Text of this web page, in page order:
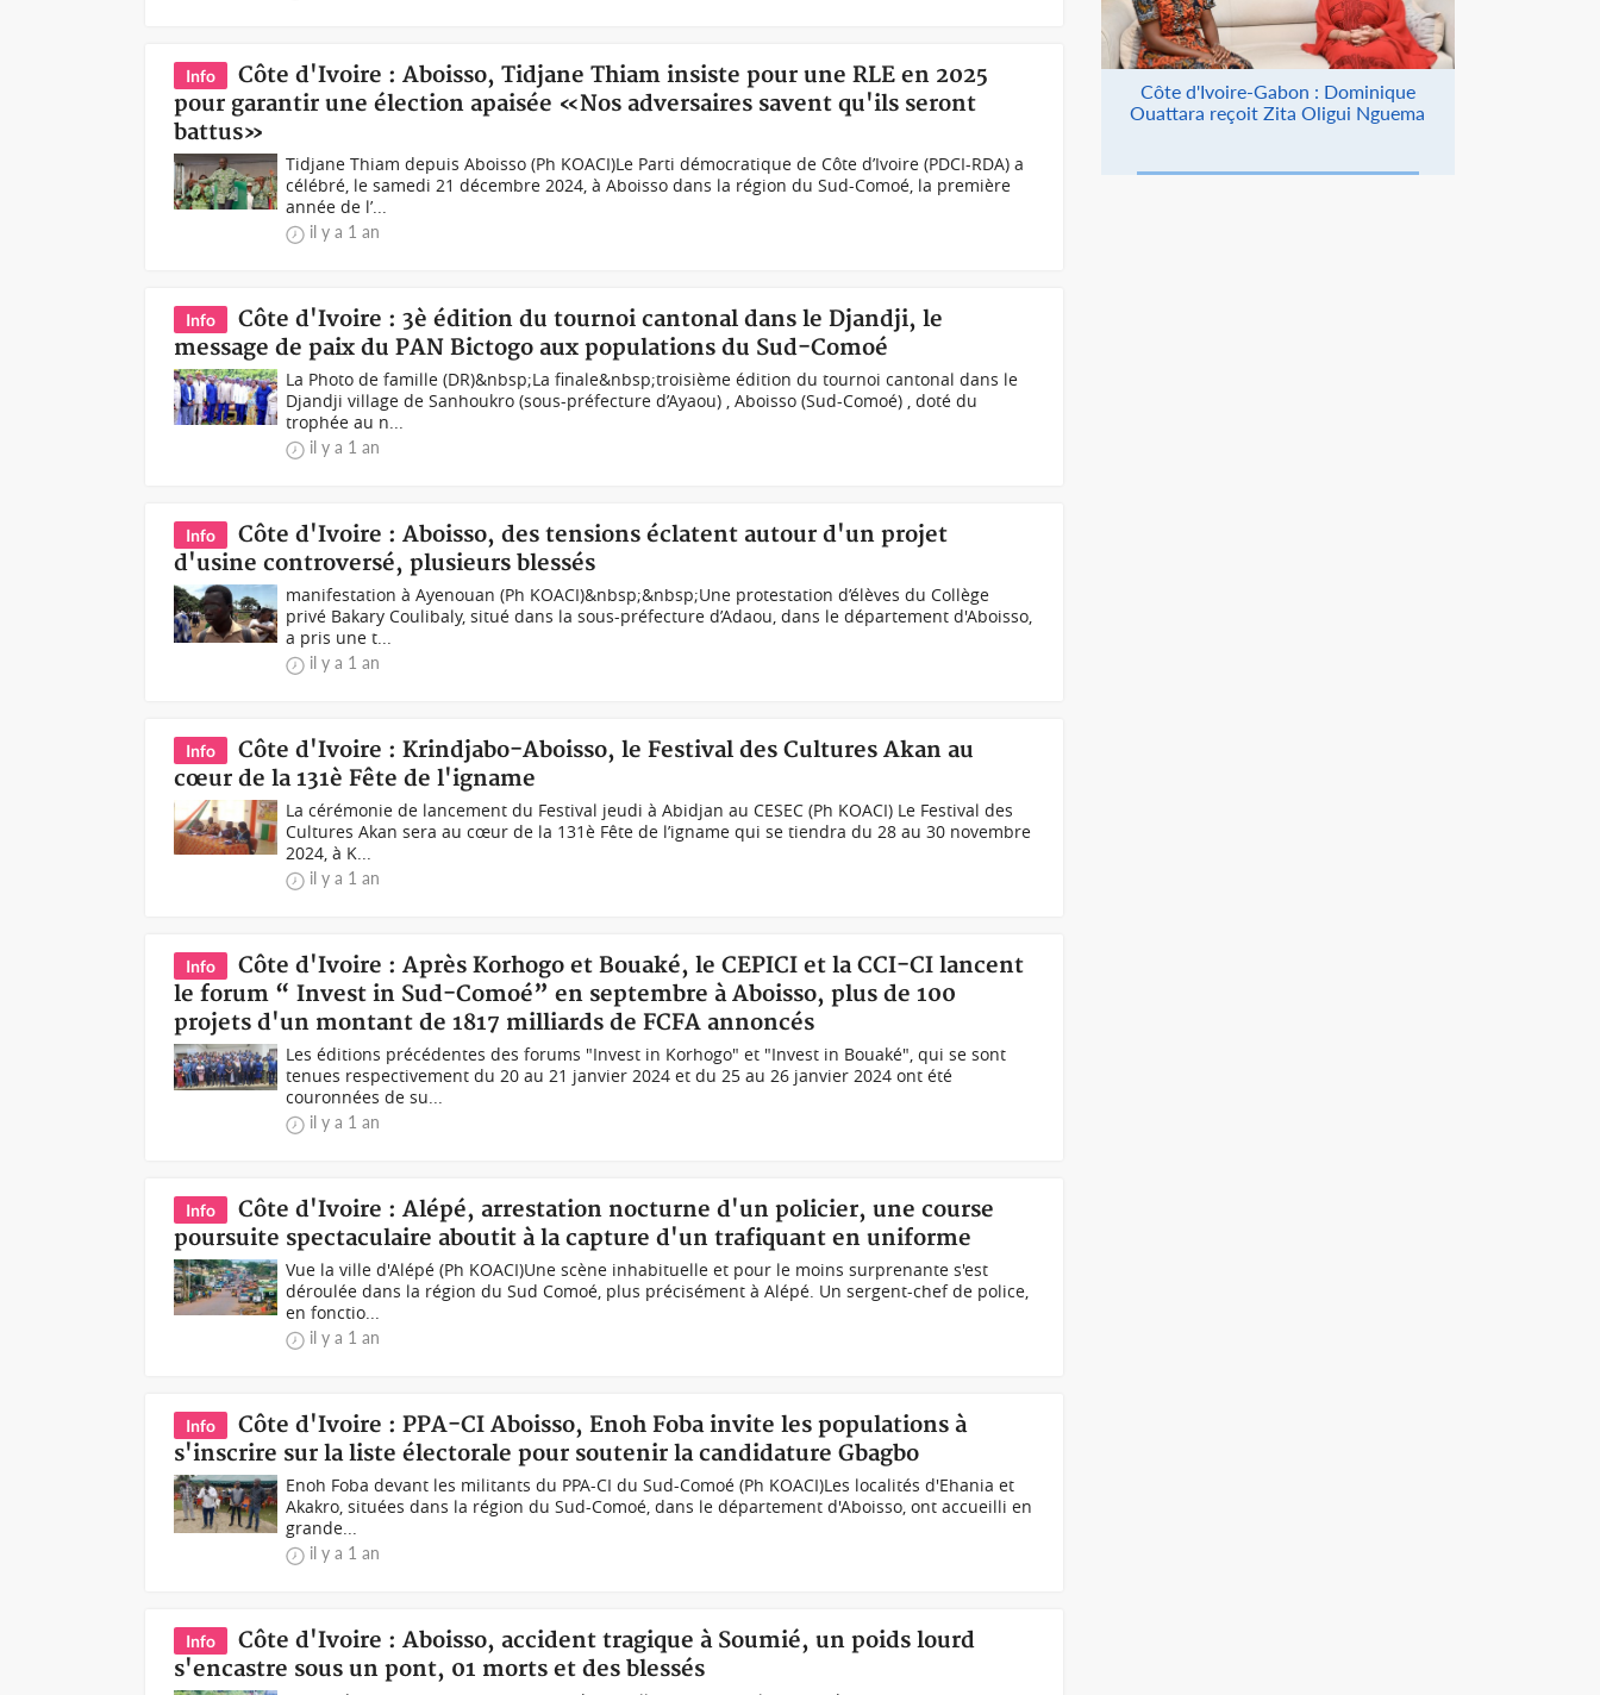
Info
Côte d'Ivoire : Aboisso, Tidjane Thiam insiste pour une RLE en 2025
pour garantir une élection apaisée «Nos adversaires savent qu'ils seront
battus»
Tidjane Thiam depuis Aboisso (Ph KOACI)Le Parti démocratique de Côte d’Ivoire (PDCI-RDA) a
célébré, le samedi 21 décembre 2024, à Aboisso dans la région du Sud-Comoé, la première
année de l’...
il y a 1 an
Info
Côte d'Ivoire : 3è édition du tournoi cantonal dans le Djandji, le
message de paix du PAN Bictogo aux populations du Sud-Comoé
La Photo de famille (DR)&nbsp;La finale&nbsp;troisième édition du tournoi cantonal dans le
Djandji village de Sanhoukro (sous-préfecture d’Ayaou) , Aboisso (Sud-Comoé) , doté du
trophée au n...
il y a 1 an
Info
Côte d'Ivoire : Aboisso, des tensions éclatent autour d'un projet
d'usine controversé, plusieurs blessés
manifestation à Ayenouan (Ph KOACI)&nbsp;&nbsp;Une protestation d’élèves du Collège
privé Bakary Coulibaly, situé dans la sous-préfecture d’Adaou, dans le département d'Aboisso,
a pris une t...
il y a 1 an
Info
Côte d'Ivoire : Krindjabo-Aboisso, le Festival des Cultures Akan au
cœur de la 131è Fête de l'igname
La cérémonie de lancement du Festival jeudi à Abidjan au CESEC (Ph KOACI) Le Festival des
Cultures Akan sera au cœur de la 131è Fête de l’igname qui se tiendra du 28 au 30 novembre
2024, à K...
il y a 1 an
Info
Côte d'Ivoire : Après Korhogo et Bouaké, le CEPICI et la CCI-CI lancent
le forum “ Invest in Sud-Comoé” en septembre à Aboisso, plus de 100
projets d'un montant de 1817 milliards de FCFA annoncés
Les éditions précédentes des forums "Invest in Korhogo" et "Invest in Bouaké", qui se sont
tenues respectivement du 20 au 21 janvier 2024 et du 25 au 26 janvier 2024 ont été
couronnées de su...
il y a 1 an
Info
Côte d'Ivoire : Alépé, arrestation nocturne d'un policier, une course
poursuite spectaculaire aboutit à la capture d'un trafiquant en uniforme
Vue la ville d'Alépé (Ph KOACI)Une scène inhabituelle et pour le moins surprenante s'est
déroulée dans la région du Sud Comoé, plus précisément à Alépé. Un sergent-chef de police,
en fonctio...
il y a 1 an
Info
Côte d'Ivoire : PPA-CI Aboisso, Enoh Foba invite les populations à
s'inscrire sur la liste électorale pour soutenir la candidature Gbagbo
Enoh Foba devant les militants du PPA-CI du Sud-Comoé (Ph KOACI)Les localités d'Ehania et
Akakro, situées dans la région du Sud-Comoé, dans le département d'Aboisso, ont accueilli en
grande...
il y a 1 an
Info
Côte d'Ivoire : Aboisso, accident tragique à Soumié, un poids lourd
s'encastre sous un pont, 01 morts et des blessés
Côte d'Ivoire-Gabon : Dominique
Ouattara reçoit Zita Oligui Nguema